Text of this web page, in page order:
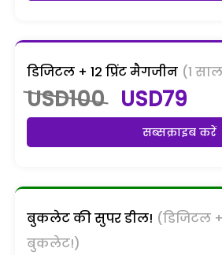
डिजिटल + 12 प्रिंट मैगजीन (1
USD100 USD79
सब्सक्राइब करें
बुकलेट की सुपर डील! (डिजिटल
बुकलेट!)